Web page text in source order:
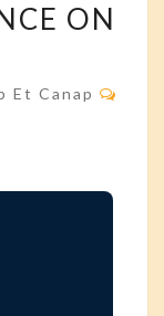
ON
Et Canap